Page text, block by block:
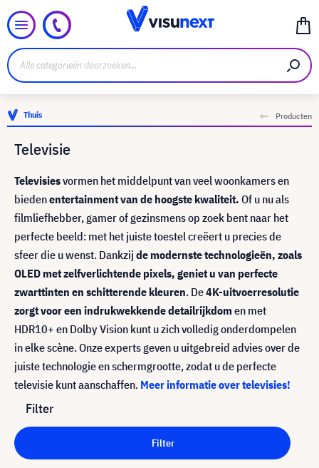
Thuis Producten
Televisie
Televisiesvormen het middelpunt van veel woonkamers en
biedenentertainment van de hoogste kwaliteit. Of u nu als
filmliefhebber, gamer of gezinsmens op zoek bent naar het
perfecte beeld: met het juiste toestel creëert u precies de
sfeer die u wenst. Dankzij de modernste technologieën, zoals
OLED met zelfverlichtende pixels, geniet u van perfecte
zwarttinten en schitterende kleuren. De4K-uitvoerresolutie
zorgt voor een indrukwekkende detailrijkdom en met
HDR10+ en Dolby Vision kunt u zich volledig onderdompelen
in elke scène. Onze experts geven u uitgebreid advies over de
juiste technologie en schermgrootte, zodat u de perfecte
televisie kunt aanschaffen. Meer informatie over televisies!
Filter
Filter